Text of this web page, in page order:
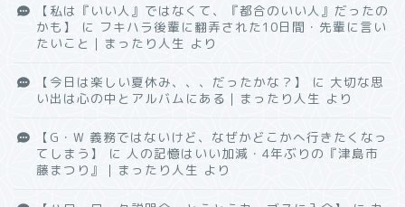
【私は『いい人』ではなくて、『都合のいい人』だったの
かも】
に フキハラ後輩に翻弄された10日間・先輩に言い
たいこと｜まったり人生 より
【今日は楽しい夏休み、、、だったかな？】 に 大切な思
い出は心の中とアルバムにある｜まったり人生 より
【G・W 義務ではないけど、なぜかどこかへ行きたくなっ
てしまう】
に 人の記憶はいい加減・4年ぶりの『津島市
藤まつり』｜まったり人生 より